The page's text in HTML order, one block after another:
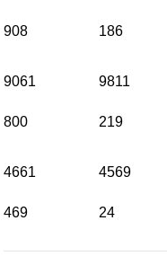
908 186
9061
800
9811
219
4661
469
4569
24